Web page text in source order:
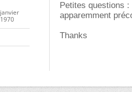
janvier
1970
Petites questions
apparemment
Thanks